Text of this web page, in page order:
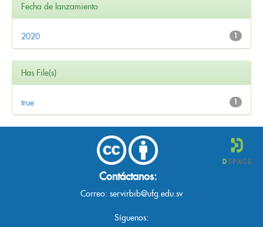
Fecha de lanzamiento
1
2020
Has File(s)
1
true
Contáctanos:
Correo: servirbib@ufg.edu.sv
Síguenos: